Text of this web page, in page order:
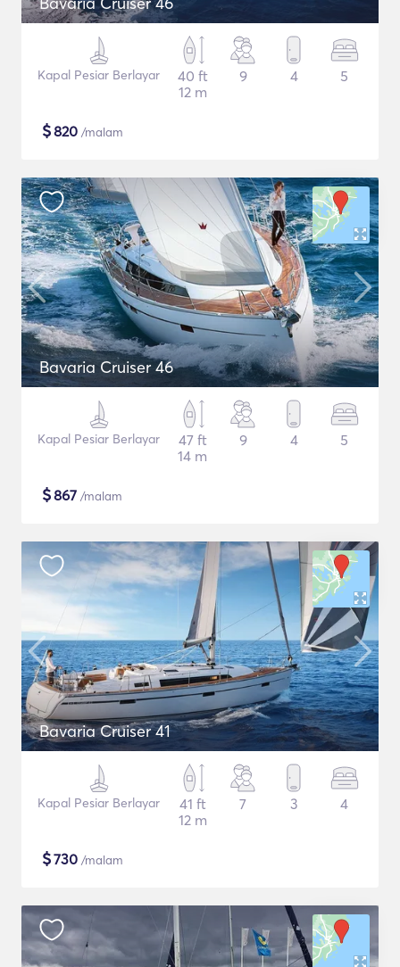
Kapal Pesiar Berlayar
40 ft
12 m
9 4 5
$820 /malam
Bavaria Cruiser 46
Kapal Pesiar Berlayar
47 ft
14 m
9 4 5
$867 /malam
Bavaria Cruiser 41
Kapal Pesiar Berlayar
41 ft
12 m
7 3 4
$730 /malam